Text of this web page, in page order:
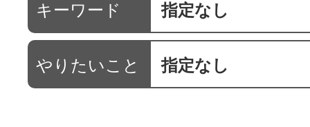
駅・路線か
通信講座を
キーワード 指定なし
やりたいこと 指定なし